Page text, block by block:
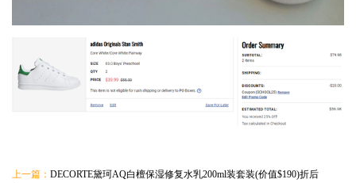
上一篇： DECORTE黛珂AQ白檀保湿修复水乳200ml装套装(价值$190)折后